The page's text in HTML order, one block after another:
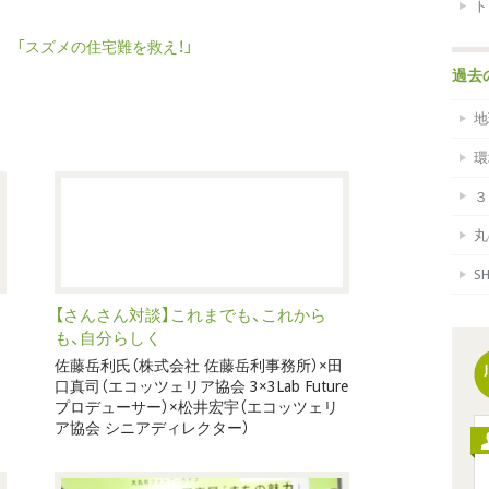
「スズメの住宅難を救え！」
【さんさん対談】これまでも、これから
も、自分らしく
佐藤岳利氏（株式会社 佐藤岳利事務所）×田
口真司（エコッツェリア協会 3×3Lab Future
プロデューサー）×松井宏宇（エコッツェリ
ア協会 シニアディレクター）
過去